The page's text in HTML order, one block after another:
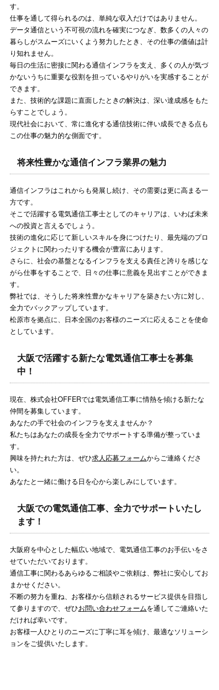
す。
仕事を通して得られるのは、単純な収入だけではありません。
データ通信という不可視の流れを確実につなぎ、数多くの人々の
暮らしがスムーズにいくよう努力したとき、その仕事の価値は計
り知れません。
毎日の生活に密接に関わる通信インフラを支え、多くの人が気づ
かないうちに重要な役割を担っているやりがいを実感することが
できます。
また、技術的な課題に直面したときの解決は、深い達成感をもた
らすことでしょう。
現代社会において、常に進化する通信技術に伴い成長できる点も
この仕事の魅力的な側面です。
将来性豊かな通信インフラ業界の魅力
通信インフラはこれからも発展し続け、その需要は更に高まる一
方です。
そこで活躍する電気通信工事士としてのキャリアは、いわば未来
への投資と言えるでしょう。
技術の進化に応じて新しいスキルを身につけたり、最先端のプロ
ジェクトに関わったりする機会が豊富にあります。
さらに、社会の基盤となるインフラを支える責任と誇りを感じな
がら仕事をすることで、日々の仕事に意義を見出すことができま
す。
弊社では、そうした将来性豊かなキャリアを築きたい方に対し、
全力でバックアップしています。
松原市を拠点に、日本全国のお客様のニーズに応えることを使命
としています。
大阪で活躍する新たな電気通信工事士を募集
中！
現在、株式会社OFFERでは電気通信工事に情熱を傾ける新たな
仲間を募集しています。
あなたの手で社会のインフラを支えませんか？
私たちはあなたの成長を全力でサポートする準備が整っていま
す。
興味を持たれた方は、ぜひ求人応募フォームからご連絡くださ
い。
あなたと一緒に働ける日を心から楽しみにしています。
大阪での電気通信工事、全力でサポートいたし
ます！
大阪府を中心とした幅広い地域で、電気通信工事のお手伝いをさ
せていただいております。
通信工事に関わるあらゆるご相談やご依頼は、弊社に安心してお
まかせください。
不断の努力を重ね、お客様から信頼されるサービス提供を目指し
て参りますので、ぜひお問い合わせフォームを通してご連絡いた
だければ幸いです。
お客様一人ひとりのニーズに丁寧に耳を傾け、最適なソリューシ
ョンをご提供いたします。